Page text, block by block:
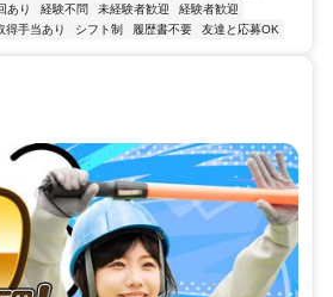
あり 経験不問 未経験者歓迎
経験者歓迎
得手当あり シフト制 履歴書不要 友達と応募OK